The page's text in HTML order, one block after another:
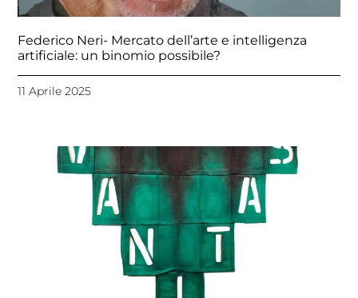
Federico Neri- Mercato dell’arte e intelligenza
artificiale: un binomio possibile?
11 Aprile 2025